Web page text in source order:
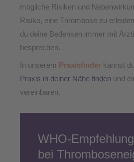
mögliche Risiken und
Risiko, eine Thrombose zu
du deine Bedenken immer mit
besprechen.
In unserem Praxisfinder kannst
Praxis in deiner Nähe finden und
vereinbaren.
WHO-
bei